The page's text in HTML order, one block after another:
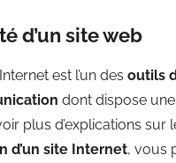
d’un site web
est l’un des outils
dont dispose
plus d’explications sur
d’un site Internet, vous